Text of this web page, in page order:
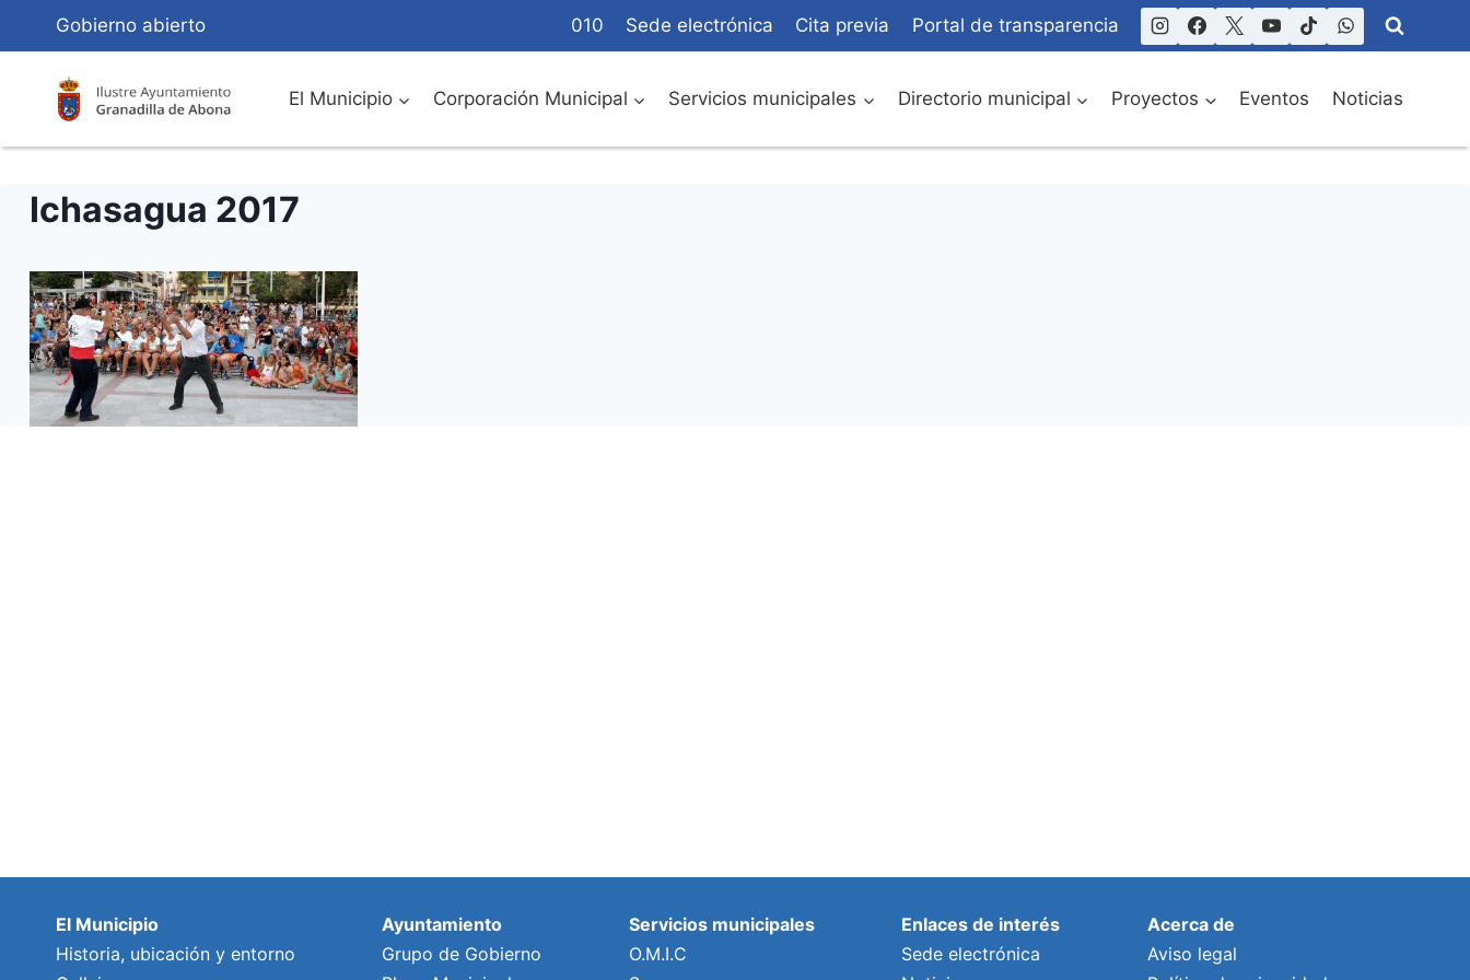
Contenido
Gobierno abierto 010 Sede electrónica Cita previa Portal de transparencia
El Municipio Corporación Municipal Servicios municipales Directorio municipal Proyectos Eventos Noticias
Ichasagua 2017
El Municipio
Historia, ubicación y entorno
Ayuntamiento
Grupo de Gobierno
Servicios municipales
O.M.I.C
Enlaces de interés
Sede electrónica
Acerca de
Aviso legal